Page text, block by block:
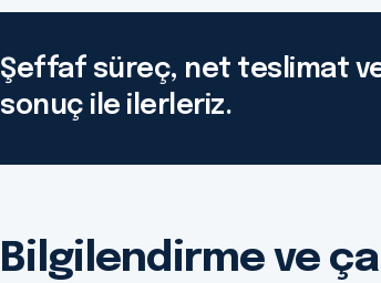
Şeffaf süreç, net teslimat
sonuç ile ilerleriz.
Bilgilendirme ve